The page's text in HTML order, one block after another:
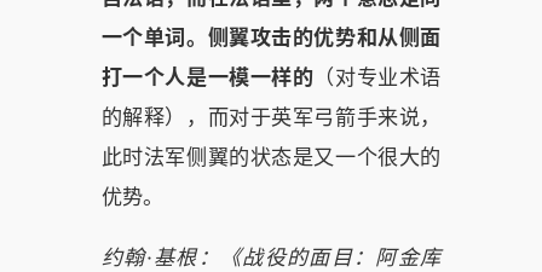
一个单词。侧翼攻击的优势和从侧面
打一个人是一模一样的 （对专业术语
的解释），而对于英军弓箭手来说，
此时法军侧翼的状态是又一个很大的
优势。
约翰·基根：《战役的面目：阿金库